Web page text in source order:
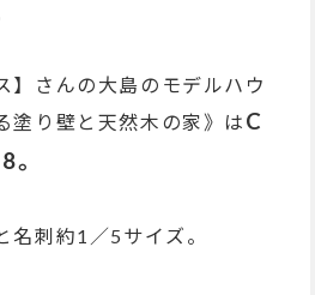
】さんの大島のモデルハウ
塗り壁と天然木の家》は C
。
名刺約1／5サイズ。